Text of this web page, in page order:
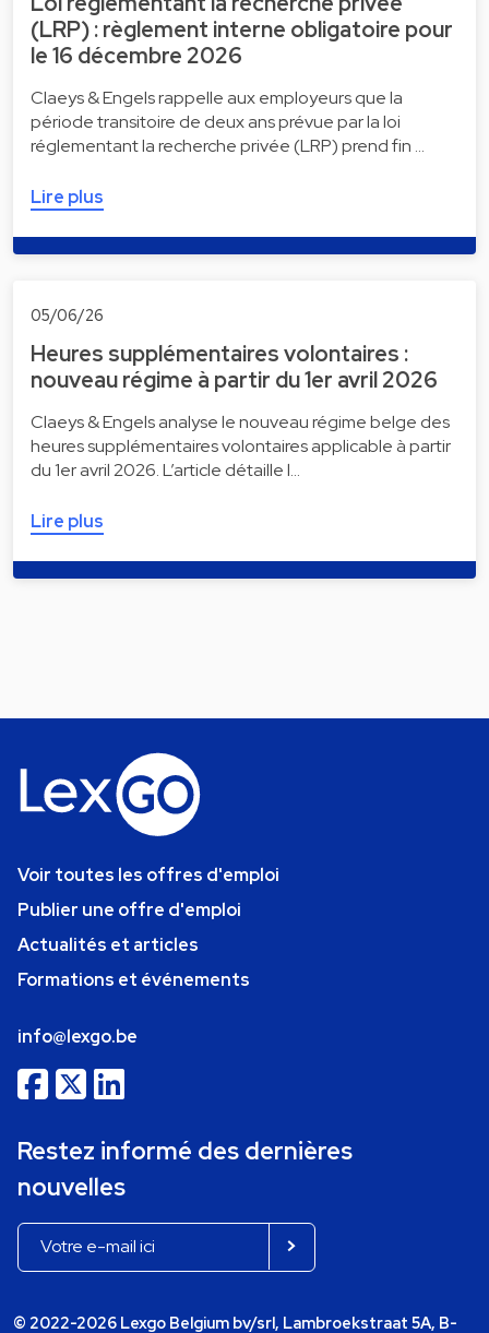
(LRP) : règlement interne obligatoire pour
le 16 décembre 2026
Claeys & Engels rappelle aux employeurs que la
période transitoire de deux ans prévue par la loi
réglementant la recherche privée (LRP) prend fin …
Lire plus
05/06/26
Heures supplémentaires volontaires :
nouveau régime à partir du 1er avril 2026
Claeys & Engels analyse le nouveau régime belge des
heures supplémentaires volontaires applicable à partir
du 1er avril 2026. L’article détaille l…
Lire plus
Voir toutes les offres d'emploi
Publier une offre d'emploi
Actualités et articles
Formations et événements
info@lexgo.be
Restez informé des dernières
nouvelles
© 2022-2026 Lexgo Belgium bv/srl, Lambroekstraat 5A, B-